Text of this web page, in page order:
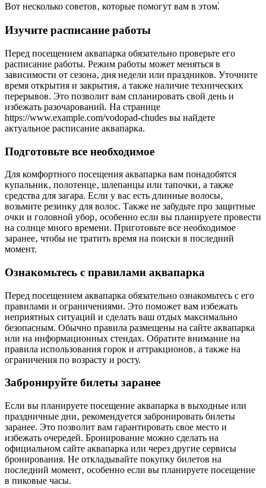
Вот несколько советов‚ которые помогут вам в этом⁚
Изучите расписание работы
Перед посещением аквапарка обязательно проверьте его
расписание работы. Режим работы может меняться в
зависимости от сезона‚ дня недели или праздников. Уточните
время открытия и закрытия‚ а также наличие технических
перерывов. Это позволит вам спланировать свой день и
избежать разочарований. На странице
https://www.example.com/vodopad-chudes вы найдете
актуальное расписание аквапарка.
Подготовьте все необходимое
Для комфортного посещения аквапарка вам понадобятся
купальник‚ полотенце‚ шлепанцы или тапочки‚ а также
средства для загара. Если у вас есть длинные волосы‚
возьмите резинку для волос. Также не забудьте про защитные
очки и головной убор‚ особенно если вы планируете провести
на солнце много времени. Приготовьте все необходимое
заранее‚ чтобы не тратить время на поиски в последний
момент.
Ознакомьтесь с правилами аквапарка
Перед посещением аквапарка обязательно ознакомьтесь с его
правилами и ограничениями. Это поможет вам избежать
неприятных ситуаций и сделать ваш отдых максимально
безопасным. Обычно правила размещены на сайте аквапарка
или на информационных стендах. Обратите внимание на
правила использования горок и аттракционов‚ а также на
ограничения по возрасту и росту.
Забронируйте билеты заранее
Если вы планируете посещение аквапарка в выходные или
праздничные дни‚ рекомендуется забронировать билеты
заранее. Это позволит вам гарантировать свое место и
избежать очередей. Бронирование можно сделать на
официальном сайте аквапарка или через другие сервисы
бронирования. Не откладывайте покупку билетов на
последний момент‚ особенно если вы планируете посещение
в пиковые часы.